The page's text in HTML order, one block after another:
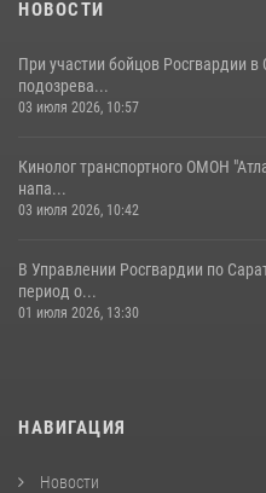
НОВОСТИ
При участии бойцов Росгвардии
подозрева...
03 июля 2026, 10:57
Кинолог транспортного ОМОН
напа...
03 июля 2026, 10:42
В Управлении Росгвардии по
период о...
01 июля 2026, 13:30
НАВИГАЦИЯ
Новости